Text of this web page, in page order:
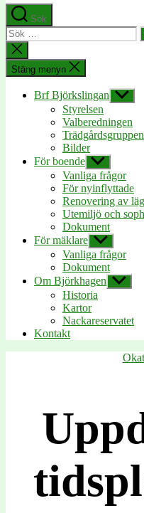
Sök
Sök
efter:
Stäng
sökningen
Stäng menyn
Brf Björkslingan Visa
Styrelsen
Valberedningen
Trädgårdsgruppen
Bilder
För boende Visa
undermeny
Vanliga frågor
För nyinflyttade
Renovering av
Utemiljö och
Dokument
För mäklare Visa
undermeny
Vanliga frågor
Dokument
Om Björkhagen Visa
Historia
Kartor
Nackareservatet
Kontakt